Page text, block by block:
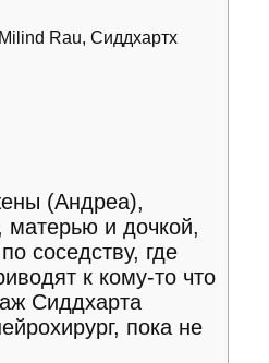
Rau, Сиддхартх
(Андреа),
и дочкой,
соседству, где
к кому-то что
Сиддхарта
пока не